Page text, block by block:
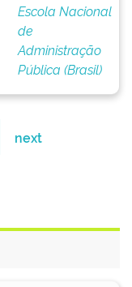
Escola Nacional
de
Administração
Pública (Brasil)
next